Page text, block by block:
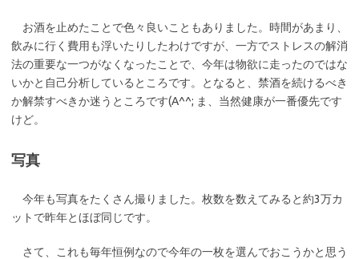
お酒を止めたことで色々良いこともありました。時間があまり、
飲みに行く費用も浮いたりしたわけですが、一方でストレスの解消
法の重要な一つがなくなったことで、今年は物欲に走ったのではな
いかと自己分析しているところです。となると、禁酒を続けるべき
か解禁すべきか迷うところです(A^^; ま、当然健康が一番優先です
けど。
写真
今年も写真をたくさん撮りました。枚数を数えてみると約3万カ
ットで昨年とほぼ同じです。
さて、これも毎年恒例なので今年の一枚を選んでおこうかと思う